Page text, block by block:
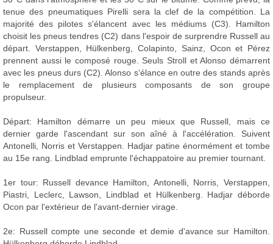
tenue des pneumatiques Pirelli sera la clef de la compétition. La
majorité des pilotes s'élancent avec les médiums (C3). Hamilton
choisit les pneus tendres (C2) dans l'espoir de surprendre Russell au
départ. Verstappen, Hülkenberg, Colapinto, Sainz, Ocon et Pérez
prennent aussi le composé rouge. Seuls Stroll et Alonso démarrent
avec les pneus durs (C2). Alonso s‘élance en outre des stands après
le remplacement de plusieurs composants de son groupe
propulseur.
Départ: Hamilton démarre un peu mieux que Russell, mais ce
dernier garde l'ascendant sur son aîné à l'accélération. Suivent
Antonelli, Norris et Verstappen. Hadjar patine énormément et tombe
au 15e rang. Lindblad emprunte l'échappatoire au premier tournant.
1er tour: Russell devance Hamilton, Antonelli, Norris, Verstappen,
Piastri, Leclerc, Lawson, Lindblad et Hülkenberg. Hadjar déborde
Ocon par l'extérieur de l'avant-dernier virage.
2e: Russell compte une seconde et demie d'avance sur Hamilton.